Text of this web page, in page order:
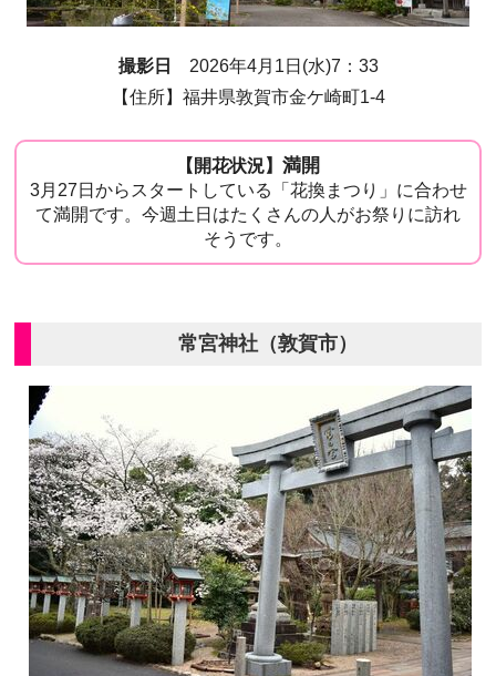
撮影日
2026年4月1日(水)7：33
【住所】福井県敦賀市金ケ崎町1-4
【開花状況】 満開
3月27日からスタートしている「花換まつり」に合わせ
て満開です。今週土日はたくさんの人がお祭りに訪れ
そうです。
常宮神社（敦賀市）